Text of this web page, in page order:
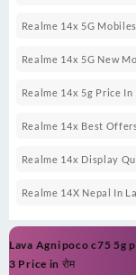
Realme 14x 5G Mobiles
Realme 14x 5G New
Realme 14x 5g Price In
Realme 14x Best
Realme 14x Display
Realme 14X Nepal In
Post
navigation
Lava Agni
3 Price in
poco c75 5g
रोम